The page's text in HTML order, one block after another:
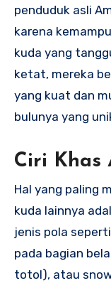
penduduk asli
karena
kuda yang
ketat, mereka
yang kuat dan
bulunya yang
Ciri Khas
Hal yang paling
kuda lainnya
jenis pola
pada bagian
totol), atau